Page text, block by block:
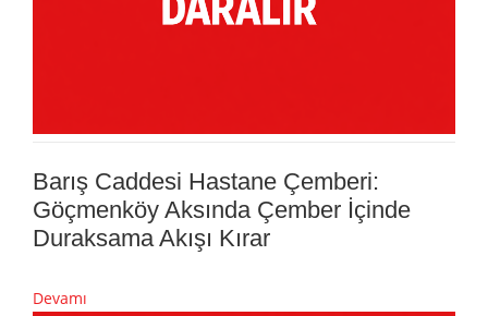
Barış Caddesi Hastane Çemberi:
Göçmenköy Aksında Çember İçinde
Duraksama Akışı Kırar
Devamı